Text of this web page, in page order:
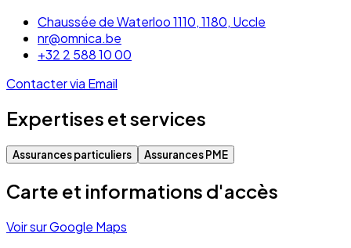
Chaussée de Waterloo 1110, 1180, Uccle
nr@omnica.be
+32 2 588 10 00
Contacter via Email
Expertises et services
Assurances particuliers Assurances PME
Carte et informations d'accès
Voir sur Google Maps